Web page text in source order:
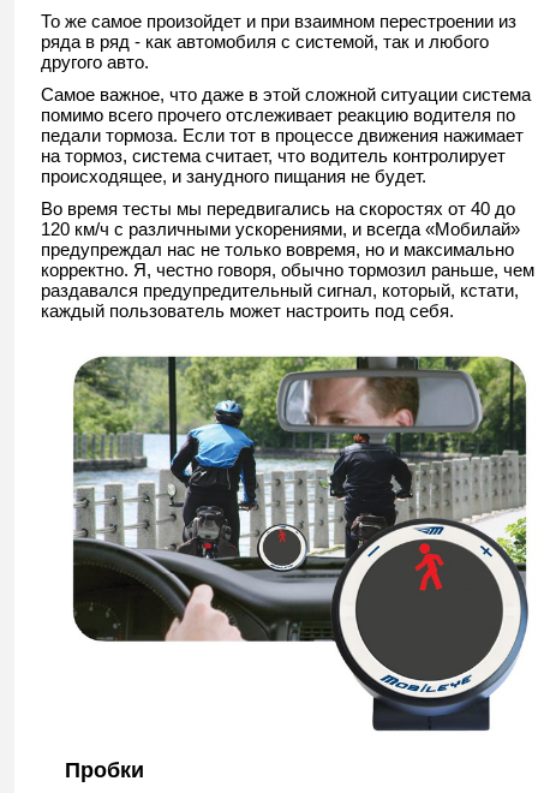
То же самое произойдет и при взаимном перестроении из
ряда в ряд - как автомобиля с системой, так и любого
другого авто.
Самое важное, что даже в этой сложной ситуации система
помимо всего прочего отслеживает реакцию водителя по
педали тормоза. Если тот в процессе движения нажимает
на тормоз, система считает, что водитель контролирует
происходящее, и занудного пищания не будет.
Во время тесты мы передвигались на скоростях от 40 до
120 км/ч с различными ускорениями, и всегда «Мобилай»
предупреждал нас не только вовремя, но и максимально
корректно. Я, честно говоря, обычно тормозил раньше, чем
раздавался предупредительный сигнал, который, кстати,
каждый пользователь может настроить под себя.
Пробки